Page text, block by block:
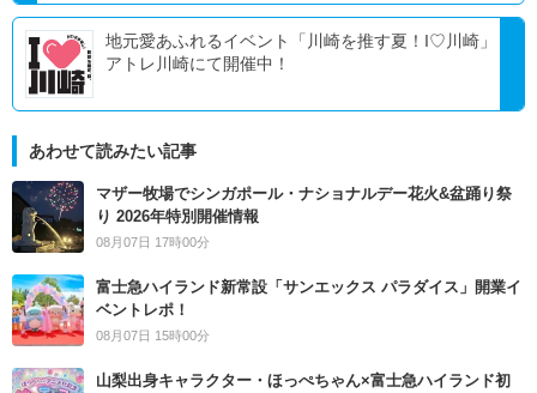
地元愛あふれるイベント「川崎を推す夏！I♡川崎」
アトレ川崎にて開催中！
あわせて読みたい記事
マザー牧場でシンガポール・ナショナルデー花火&盆踊り祭
り 2026年特別開催情報
08月07日 17時00分
富士急ハイランド新常設「サンエックス パラダイス」開業イ
ベントレポ！
08月07日 15時00分
山梨出身キャラクター・ほっぺちゃん×富士急ハイランド初